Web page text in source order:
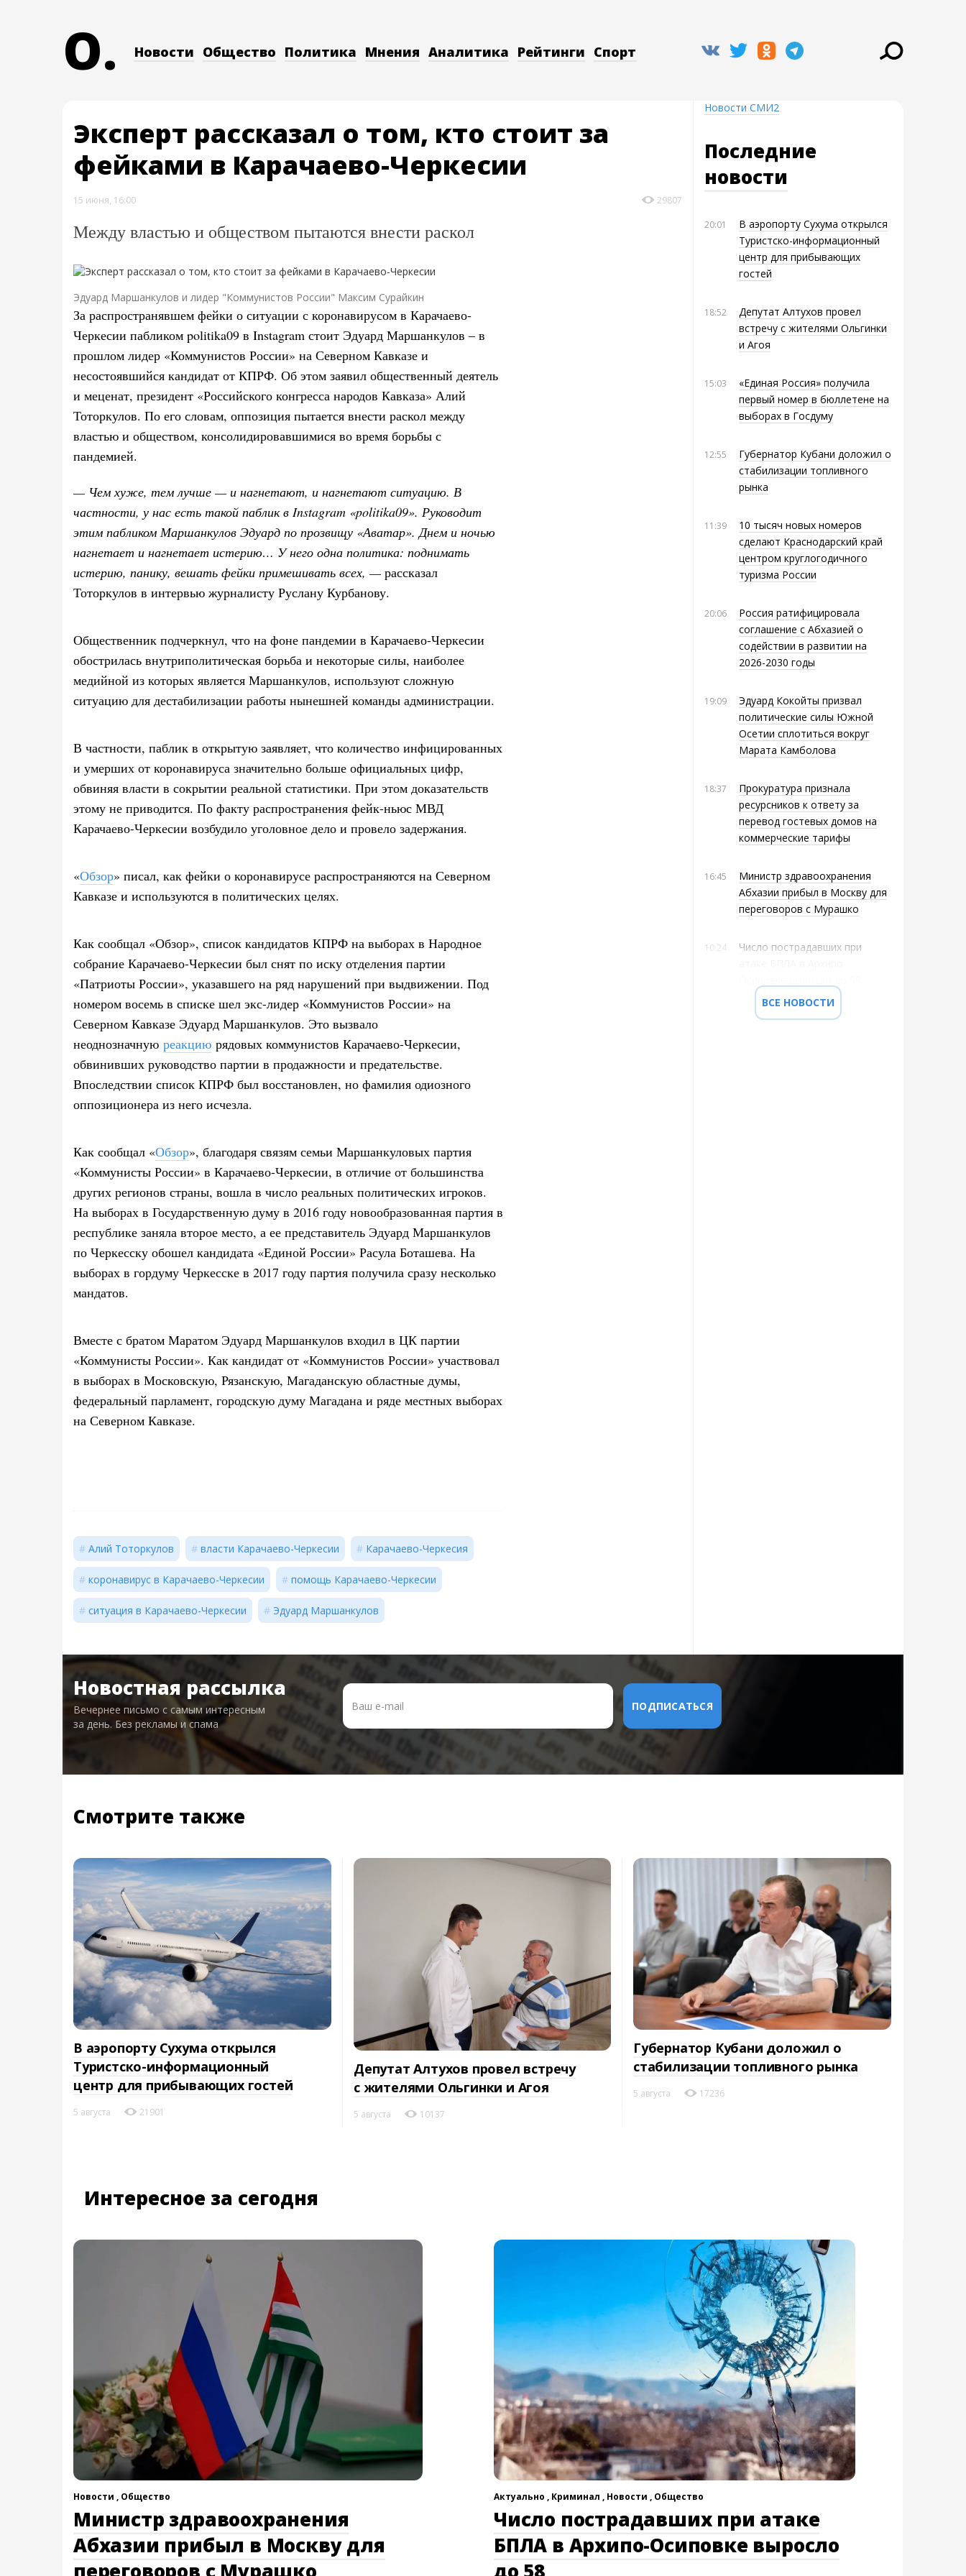
O. Новости Общество Политика Мнения Аналитика Рейтинги Спорт
Эксперт рассказал о том, кто стоит за
фейками в Карачаево-Черкесии
15 июня, 16:00 29807
Между властью и обществом пытаются внести раскол
Эдуард Маршанкулов и лидер "Коммунистов России" Максим Сурайкин
За распространявшем фейки о ситуации с коронавирусом в Карачаево-
Черкесии пабликом politika09 в Instagram стоит Эдуард Маршанкулов – в
прошлом лидер «Коммунистов России» на Северном Кавказе и
несостоявшийся кандидат от КПРФ. Об этом заявил общественный деятель
и меценат, президент «Российского конгресса народов Кавказа» Алий
Тоторкулов. По его словам, оппозиция пытается внести раскол между
властью и обществом, консолидировавшимися во время борьбы с
пандемией.
— Чем хуже, тем лучше — и нагнетают, и нагнетают ситуацию. В
частности, у нас есть такой паблик в Instagram «politika09». Руководит
этим пабликом Маршанкулов Эдуард по прозвищу «Аватар». Днем и ночью
нагнетает и нагнетает истерию… У него одна политика: поднимать
истерию, панику, вешать фейки примешивать всех, — рассказал
Тоторкулов в интервью журналисту Руслану Курбанову.
Общественник подчеркнул, что на фоне пандемии в Карачаево-Черкесии
обострилась внутриполитическая борьба и некоторые силы, наиболее
медийной из которых является Маршанкулов, используют сложную
ситуацию для дестабилизации работы нынешней команды администрации.
В частности, паблик в открытую заявляет, что количество инфицированных
и умерших от коронавируса значительно больше официальных цифр,
обвиняя власти в сокрытии реальной статистики. При этом доказательств
этому не приводится. По факту распространения фейк-ньюс МВД
Карачаево-Черкесии возбудило уголовное дело и провело задержания.
«Обзор» писал, как фейки о коронавирусе распространяются на Северном
Кавказе и используются в политических целях.
Как сообщал «Обзор», список кандидатов КПРФ на выборах в Народное
собрание Карачаево-Черкесии был снят по иску отделения партии
«Патриоты России», указавшего на ряд нарушений при выдвижении. Под
номером восемь в списке шел экс-лидер «Коммунистов России» на
Северном Кавказе Эдуард Маршанкулов. Это вызвало
неоднозначную реакцию рядовых коммунистов Карачаево-Черкесии,
обвинивших руководство партии в продажности и предательстве.
Впоследствии список КПРФ был восстановлен, но фамилия одиозного
оппозиционера из него исчезла.
Как сообщал «Обзор», благодаря связям семьи Маршанкуловых партия
«Коммунисты России» в Карачаево-Черкесии, в отличие от большинства
других регионов страны, вошла в число реальных политических игроков.
На выборах в Государственную думу в 2016 году новообразованная партия в
республике заняла второе место, а ее представитель Эдуард Маршанкулов
по Черкесску обошел кандидата «Единой России» Расула Боташева. На
выборах в гордуму Черкесске в 2017 году партия получила сразу несколько
мандатов.
Вместе с братом Маратом Эдуард Маршанкулов входил в ЦК партии
«Коммунисты России». Как кандидат от «Коммунистов России» участвовал
в выборах в Московскую, Рязанскую, Магаданскую областные думы,
федеральный парламент, городскую думу Магадана и ряде местных выборах
на Северном Кавказе.
Алий Тоторкулов власти Карачаево-Черкесии Карачаево-Черкесия
коронавирус в Карачаево-Черкесии помощь Карачаево-Черкесии
ситуация в Карачаево-Черкесии Эдуард Маршанкулов
Новости СМИ2
Последние
новости
20:01
В аэропорту Сухума открылся
Туристско-информационный
центр для прибывающих
гостей
18:52
Депутат Алтухов провел
встречу с жителями Ольгинки
и Агоя
15:03
«Единая Россия» получила
первый номер в бюллетене на
выборах в Госдуму
12:55
Губернатор Кубани доложил о
стабилизации топливного
рынка
11:39
10 тысяч новых номеров
сделают Краснодарский край
центром круглогодичного
туризма России
20:06
Россия ратифицировала
соглашение с Абхазией о
содействии в развитии на
2026-2030 годы
19:09
Эдуард Кокойты призвал
политические силы Южной
Осетии сплотиться вокруг
Марата Камболова
18:37
Прокуратура признала
ресурсников к ответу за
перевод гостевых домов на
коммерческие тарифы
16:45
Министр здравоохранения
Абхазии прибыл в Москву для
переговоров с Мурашко
10:24
Число пострадавших при
ВСЕ НОВОСТИ
Новостная рассылка
Вечернее письмо с самым интересным
за день. Без рекламы и спама
Смотрите также
В аэропорту Сухума открылся
Туристско-информационный
центр для прибывающих гостей
5 августа 21901
Депутат Алтухов провел встречу
с жителями Ольгинки и Агоя
5 августа 10137
Губернатор Кубани доложил о
стабилизации топливного рынка
5 августа 17236
Интересное за сегодня
Новости , Общество
Министр здравоохранения
Абхазии прибыл в Москву для
Актуально , Криминал , Новости , Общество
Число пострадавших при атаке
БПЛА в Архипо-Осиповке выросло